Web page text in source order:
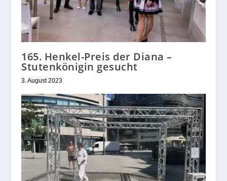
165. Henkel-Preis der Diana –
Stutenkönigin gesucht
3. August 2023